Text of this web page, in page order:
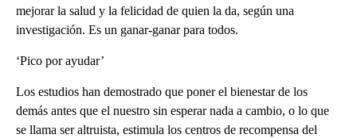
mejorar la salud y la felicidad de quien la da, según una
investigación. Es un ganar-ganar para todos.
‘Pico por ayudar’
Los estudios han demostrado que poner el bienestar de los
demás antes que el nuestro sin esperar nada a cambio, o lo que
se llama ser altruista, estimula los centros de recompensa del